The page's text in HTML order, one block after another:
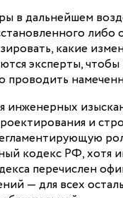
в дальнейшем
либо
какие
эксперты, чтобы
проводить
инженерных
и
кодекс РФ, хотя
перечислен
— для всех